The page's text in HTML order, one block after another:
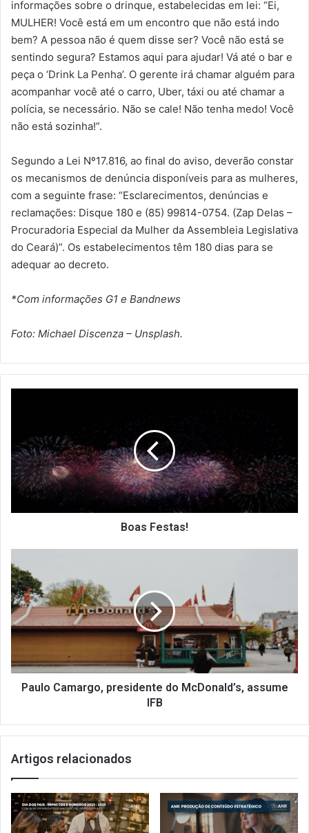
informações sobre o drinque, estabelecidas em lei: “Ei,
MULHER! Você está em um encontro que não está indo
bem? A pessoa não é quem disse ser? Você não está se
sentindo segura? Estamos aqui para ajudar! Vá até o bar e
peça o ‘Drink La Penha’. O gerente irá chamar alguém para
acompanhar você até o carro, Uber, táxi ou até chamar a
polícia, se necessário. Não se cale! Não tenha medo! Você
não está sozinha!”.
Segundo a Lei Nº17.816, ao final do aviso, deverão constar
os mecanismos de denúncia disponíveis para as mulheres,
com a seguinte frase: “Esclarecimentos, denúncias e
reclamações: Disque 180 e (85) 99814-0754. (Zap Delas –
Procuradoria Especial da Mulher da Assembleia Legislativa
do Ceará)”. Os estabelecimentos têm 180 dias para se
adequar ao decreto.
*Com informações G1 e Bandnews
Foto: Michael Discenza – Unsplash.
F
e
s
a
Boas Festas!
a
u
l
o
C
a
a
r
i
d
Paulo Camargo, presidente do McDonald’s, assume
IFB
Artigos relacionados